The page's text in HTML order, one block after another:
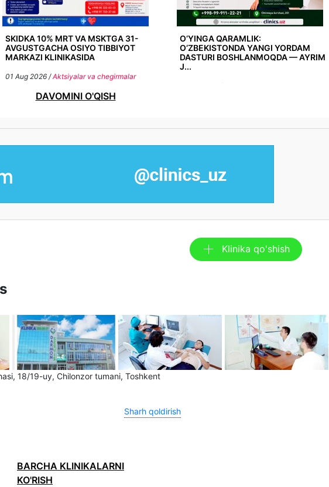
SKIDKA 10% MRT VA MSKTGA 31-
AVGUSTGACHA OSIYO TIBBIYOT
MARKAZI KLINIKASIDA
01 Aug 2026 /Aktsiyalar va chegirmalar
O‘YINGA QARAMLIK:
O‘ZBEKISTONDA YANGI YORDAM
DASTURI BOSHLANMOQDA — AYRIM
J...
27 Jul 2026 /
DAVOMINI O'QISH
Klinika qo'shish
18/19-uy, Chilonzor tumani, Toshkent
Sharh qoldirish
BARCHA KLINIKALARNI
KO'RISH